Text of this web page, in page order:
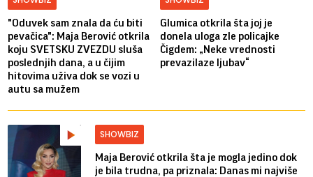
"Oduvek sam znala da ću biti
pevačica": Maja Berović otkrila
koju SVETSKU ZVEZDU sluša
poslednjih dana, a u čijim
hitovima uživa dok se vozi u
autu sa mužem
Glumica otkrila šta joj je
donela uloga zle policajke
Čigdem: „Neke vrednosti
prevazilaze ljubav“
SHOWBIZ
Maja Berović otkrila šta je mogla jedino dok
je bila trudna, pa priznala: Danas mi najviše